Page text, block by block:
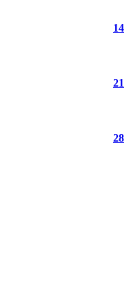
14
21
28